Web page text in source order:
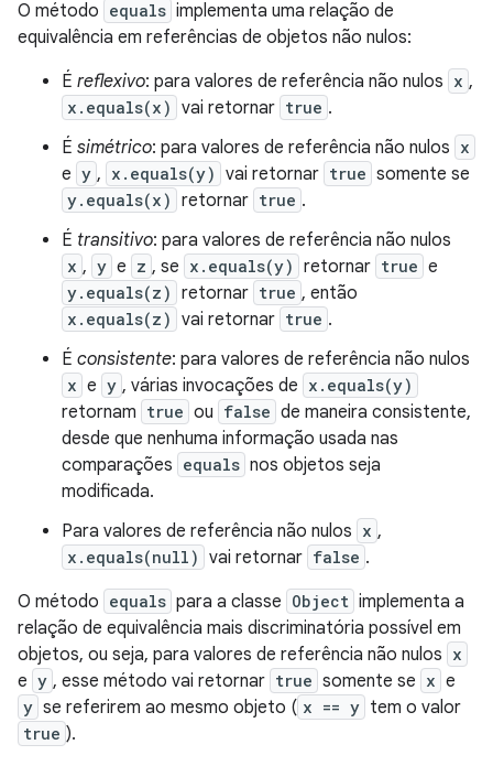
O método equals implementa uma relação de
equivalência em referências de objetos não nulos:
É reflexivo: para valores de referência não nulos x ,
x.equals(x) vai retornar true .
É simétrico: para valores de referência não nulos x
e y , x.equals(y) vai retornar true somente se
y.equals(x) retornar true .
É transitivo: para valores de referência não nulos
x , y e z , se x.equals(y) retornar true e
y.equals(z) retornar true , então
x.equals(z) vai retornar true .
É consistente: para valores de referência não nulos
x e y , várias invocações de x.equals(y)
retornam true ou false de maneira consistente,
desde que nenhuma informação usada nas
comparações equals nos objetos seja
modificada.
Para valores de referência não nulos x ,
x.equals(null) vai retornar false .
O método equals para a classe Object implementa a
relação de equivalência mais discriminatória possível em
objetos, ou seja, para valores de referência não nulos x
e y , esse método vai retornar true somente se x e
y se referirem ao mesmo objeto ( x == y tem o valor
true ).